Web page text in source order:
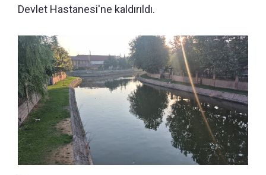
Devlet Hastanesi'ne kaldırıldı.